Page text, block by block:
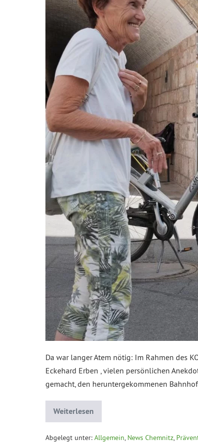
Da war langer Atem nötig: Im Rahmen des
Eckehard Erben , vielen persönlichen
gemacht, den heruntergekommenen
Weiterlesen
Abgelegt unter: Allgemein, News Chemnitz,